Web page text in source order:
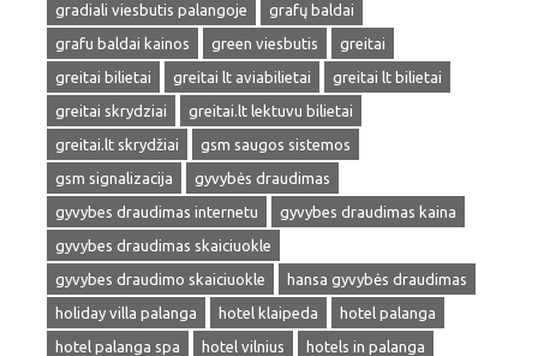
gradiali viesbutis palangoje
grafų baldai
grafu baldai kainos
green viesbutis
greitai
greitai bilietai
greitai lt aviabilietai
greitai lt bilietai
greitai skrydziai
greitai.lt lektuvu bilietai
greitai.lt skrydžiai
gsm saugos sistemos
gsm signalizacija
gyvybės draudimas
gyvybes draudimas internetu
gyvybes draudimas kaina
gyvybes draudimas skaiciuokle
gyvybes draudimo skaiciuokle
hansa gyvybės draudimas
holiday villa palanga
hotel klaipeda
hotel palanga
hotel palanga spa
hotel vilnius
hotels in palanga